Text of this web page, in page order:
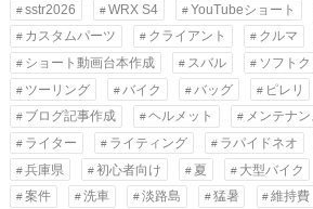
sstr2026
WRX S4 YouTubeショート
カスタムパーツ
クライアント クルマ
ショート動画台本作成
スバル ソフト
ツーリング
バイク バッグ ピレリ
ブログ記事作成
ヘルメット メンテナン
ライター
ライティング ラパイドネオ
兵庫県
初心者向け 夏 大型バイク
案件
洗車 淡路島 猛暑 維持費